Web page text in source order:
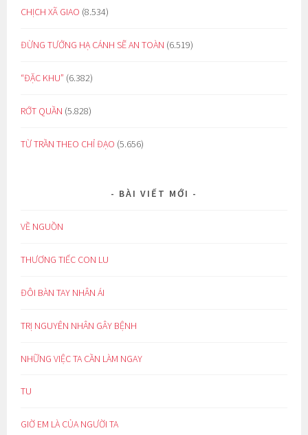
CHỊCH XÃ GIAO (8.534)
ĐỪNG TƯỞNG HẠ CÁNH SẼ AN TOÀN (6.519)
“ĐẶC KHU” (6.382)
RỚT QUẦN (5.828)
TỪ TRẦN THEO CHỈ ĐẠO (5.656)
BÀI VIẾT MỚI
VỀ NGUỒN
THƯƠNG TIẾC CON LU
ĐÔI BÀN TAY NHÂN ÁI
TRỊ NGUYÊN NHÂN GÂY BỆNH
NHỮNG VIỆC TA CẦN LÀM NGAY
TU
GIỜ EM LÀ CỦA NGƯỜI TA